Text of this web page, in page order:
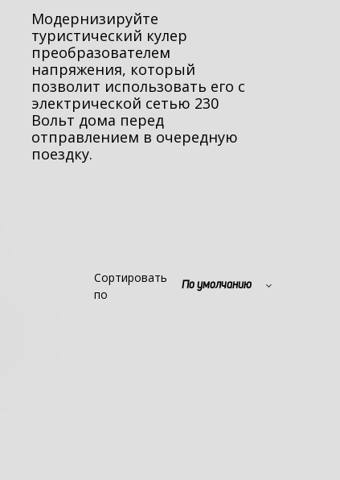
Модернизируйте
туристический кулер
преобразователем
напряжения, который
позволит использовать его с
электрической сетью 230
Вольт дома перед
отправлением в очередную
поездку.
Сортировать
по
По умолчанию